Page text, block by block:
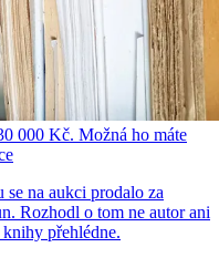
000 Kč. Možná ho máte
na aukci prodalo za
Rozhodl o tom ne autor ani
přehlédne.